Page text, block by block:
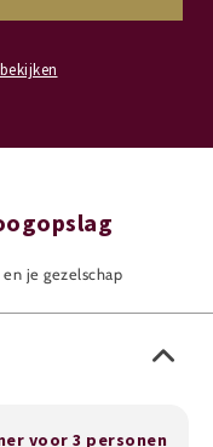
je gezelschap
voor 3 personen